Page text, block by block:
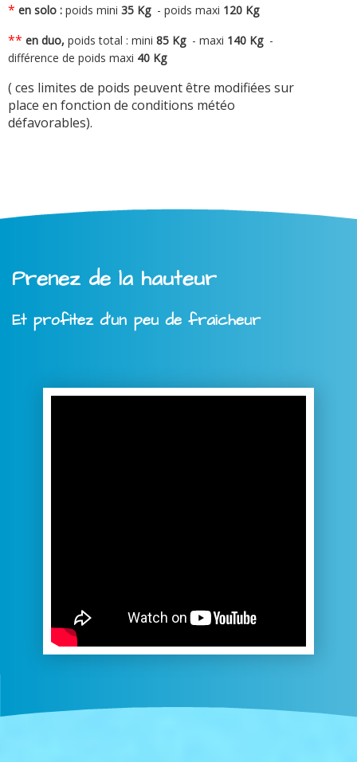
* en solo : poids mini 35 Kg - poids maxi 120 Kg
** en duo, poids total : mini 85 Kg - maxi 140 Kg -
différence de poids maxi 40 Kg
( ces limites de poids peuvent être modifiées sur
place en fonction de conditions météo
défavorables).
Prenez de la hauteur
Et profitez d'un peu de fraicheur